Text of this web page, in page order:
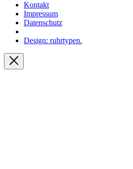
Kontakt
Impressum
Datenschutz
Design: ruhrtypen.